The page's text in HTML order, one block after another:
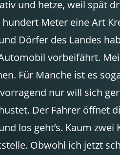
und hetze, weil spät
Meter eine Art
Dörfer des Landes
vorbeifährt.
Für Manche ist es
nur will sich
Der Fahrer öffnet
los geht’s. Kaum
Obwohl ich jetzt